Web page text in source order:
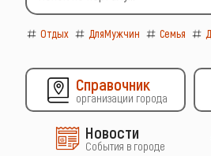
Отдых ДляМужчин Семья
Справочник
организации города
Новости
События в городе